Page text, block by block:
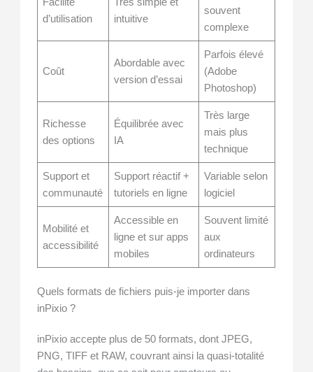
d’utilisation
intuitive
souvent
complexe
Coût
Abordable avec
version d’essai
Parfois élevé
(Adobe
Photoshop)
Richesse
des options
Équilibrée avec
IA
Très large
mais plus
technique
Support et
communauté
Support réactif +
tutoriels en ligne
Variable selon
logiciel
Mobilité et
accessibilité
Accessible en
ligne et sur apps
mobiles
Souvent limité
aux
ordinateurs
Quels formats de fichiers puis-je importer dans
inPixio ?
inPixio accepte plus de 50 formats, dont JPEG,
PNG, TIFF et RAW, couvrant ainsi la quasi-totalité